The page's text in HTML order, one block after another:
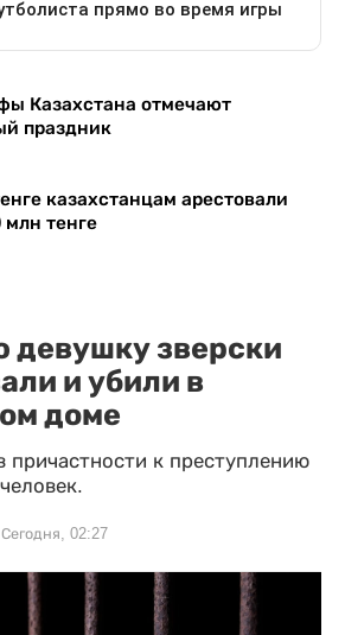
Казахстана отмечают
праздник
казахстанцам арестовали
млн тенге
зверски
и убили в
доме
к преступлению
Сегодня, 02:27